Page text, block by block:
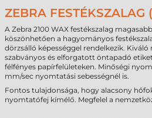
ZEBRA FESTÉKSZALAG
A Zebra 2100 WAX festékszalag
köszönhetően a hagyományos
dörzsálló képességgel rendelkezik.
szabványos és elforgatott öntapadó
félfényes papírfelületeken. Minőségi
mm/sec nyomtatási sebességnél is.
Fontos tulajdonsága, hogy alacsony
nyomtatófej kímélő. Megfelel a